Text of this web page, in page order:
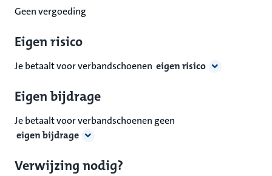
Geen vergoeding
Eigen risico
Je betaalt voor verbandschoenen eigen risico
Eigen bijdrage
Je betaalt voor verbandschoenen geen
eigen bijdrage
Verwijzing nodig?